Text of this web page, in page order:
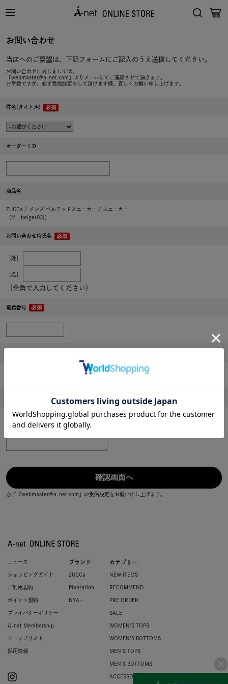
お問い合わせ
当店へのご要望は、下記フォームにご記入のうえ送信してください。
お問い合わせに対しましては、
『webmaster@a-net.com』よりメールにてご連絡させて頂きます。
お手数ですが、必ず受信設定をして頂けます様、宜しくお願い申し上げます。
件名(タイトル)
オーダーＩＤ
商品名
ZUCCa / メンズ ベルテッドスニーカー / スニーカー
（M beige(03)）
お問い合わせ時氏名
［姓］
［名］
（全角で入力してください）
電話番号
必ず『webmaster@a-net.com』の受信設定をお願い申し上げます。
ニュース
ショッピングガイド
ご利用規約
ポイント規約
プライバシーポリシー
A-net Membership
ショップリスト
採用情報
ブランド
ZUCCa
Plantation
NYA-
カテゴリー
NEW ITEMS
RECOMMEND
PRE ORDER
SALE
WOMEN'S TOPS
WOMEN'S BOTTOMS
MEN'S TOPS
MEN'S BOTTOMS
ACCESSORIES